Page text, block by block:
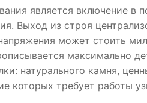
является включение в
Выход из строя
может стоить
максимально
натурального камня,
которых требует работы